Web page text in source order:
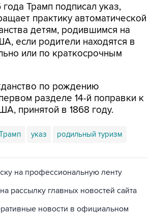
Трамп подписал указ,
практику автоматической
детям, родившимся на
если родители находятся в
или по краткосрочным
по рождению
разделе 14-й поправки к
принятой в 1868 году.
указ родильный туризм
на профессиональную ленту
рассылку главных новостей сайта
новости в официальном